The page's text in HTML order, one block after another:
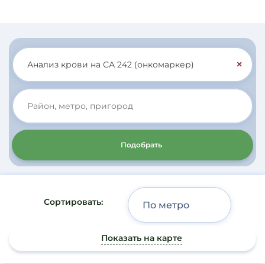
×
Подобрать
Сортировать:
Показать на карте